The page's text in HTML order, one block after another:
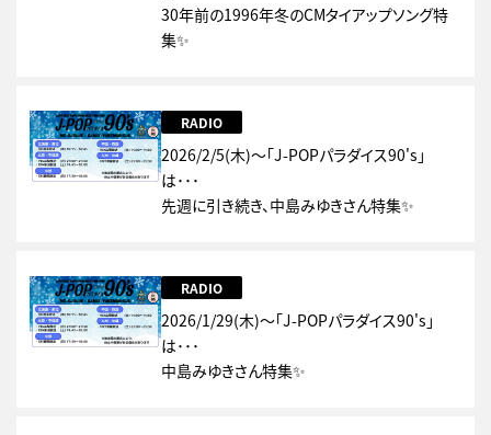
30年前の1996年冬のCMタイアップソング特
集✨
RADIO
2026/2/5(木)～「J-POPパラダイス90's」
は･･･
先週に引き続き、中島みゆきさん特集✨
RADIO
2026/1/29(木)～「J-POPパラダイス90's」
は･･･
中島みゆきさん特集✨